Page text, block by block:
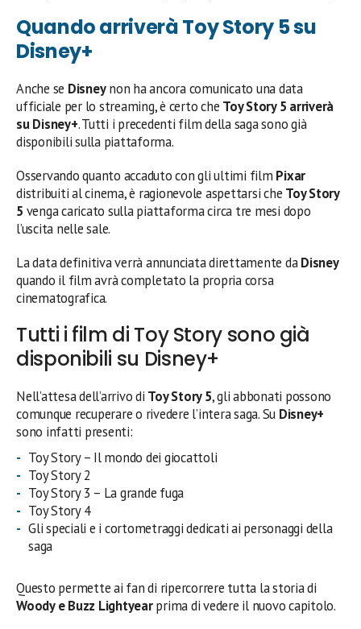
Quando arriverà Toy Story 5 su
Disney+
Anche se Disneynon ha ancora comunicato una data
ufficiale per lo streaming, è certo che Toy Story 5 arriverà
su Disney+. Tutti i precedenti film della saga sono già
disponibili sulla piattaforma.
Osservando quanto accaduto con gli ultimi film Pixar
distribuiti al cinema, è ragionevole aspettarsi che Toy Story
5 venga caricato sulla piattaforma circa tre mesi dopo
l’uscita nelle sale.
La data definitiva verrà annunciata direttamente daDisney
quando il film avrà completato la propria corsa
cinematografica.
Tutti i film di Toy Story sono già
disponibili su Disney+
Nell’attesa dell’arrivo di Toy Story 5, gli abbonati possono
comunque recuperare o rivedere l’intera saga. Su Disney+
sono infatti presenti:
Toy Story – Il mondo dei giocattoli
Toy Story 2
Toy Story 3 – La grande fuga
Toy Story 4
Gli speciali e i cortometraggi dedicati ai personaggi della
saga
Questo permette ai fan di ripercorrere tutta la storia di
Woody e Buzz Lightyearprima di vedere il nuovo capitolo.